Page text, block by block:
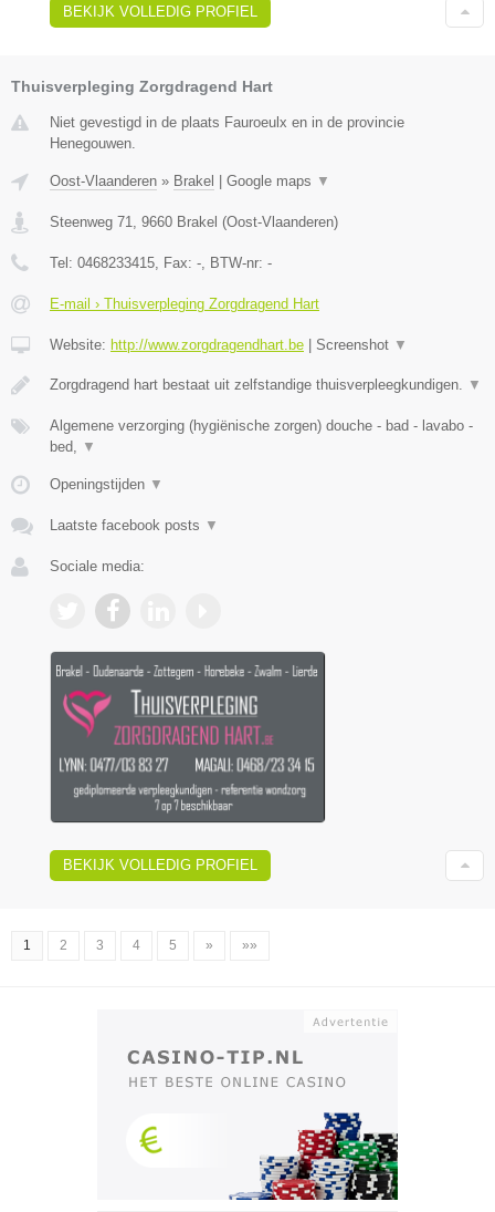
BEKIJK VOLLEDIG PROFIEL
Thuisverpleging Zorgdragend Hart
Niet gevestigd in de plaats Fauroeulx en in de provincie
Henegouwen.
Oost-Vlaanderen » Brakel Google maps ▼
Steenweg 71, 9660 Brakel (Oost-Vlaanderen)
Tel: 0468233415, Fax: -, BTW-nr: -
E-mail › Thuisverpleging Zorgdragend Hart
Website: http://www.zorgdragendhart.be Screenshot ▼
Zorgdragend hart bestaat uit zelfstandige thuisverpleegkundigen. ▼
Algemene verzorging (hygiënische zorgen) douche - bad - lavabo -
bed, ▼
Openingstijden ▼
Laatste facebook posts ▼
Sociale media:
BEKIJK VOLLEDIG PROFIEL
1 2 3 4 5 » »»